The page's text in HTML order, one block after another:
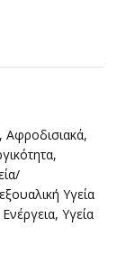
, Αφροδισιακά,
,
Υγεία
, Υγεία